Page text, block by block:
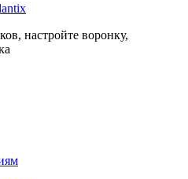
настройте воронку,